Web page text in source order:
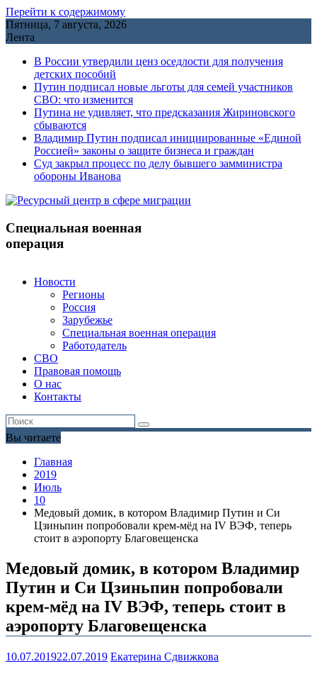
Перейти к содержимому
Пятница, 7 августа, 2026
Лента
В России утвердили ценз оседлости для получения
детских пособий
Путин подписал новые льготы для семей участников
СВО: что изменится
Путина не удивляет, что предсказания Жириновского
сбываются
Владимир Путин подписал инициированные «Единой
Россией» законы о защите бизнеса и граждан
Cуд закрыл процесс по делу бывшего замминистра
обороны Иванова
Специальная военная
операция
Новости
Регионы
Россия
Зарубежье
Специальная военная операция
Работодатель
СВО
Правовая помощь
О нас
Контакты
Вы читаете
Главная
2019
Июль
10
Медовый домик, в котором Владимир Путин и Си
Цзиньпин попробовали крем-мёд на IV ВЭФ, теперь
стоит в аэропорту Благовещенска
Медовый домик, в котором Владимир
Путин и Си Цзиньпин попробовали
крем-мёд на IV ВЭФ, теперь стоит в
аэропорту Благовещенска
10.07.201922.07.2019 Екатерина Сдвижкова